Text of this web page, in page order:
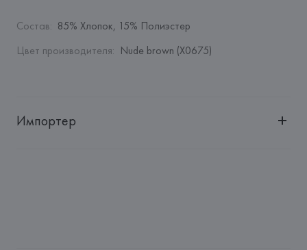
Состав: 85% Хлопок, 15% Полиэстер
Цвет производителя: Nude brown (X0675)
Импортер